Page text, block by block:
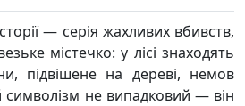
— серія жахливих вбивств,
містечко: у лісі знаходять
підвішене на дереві, немов
символізм не випадковий — він